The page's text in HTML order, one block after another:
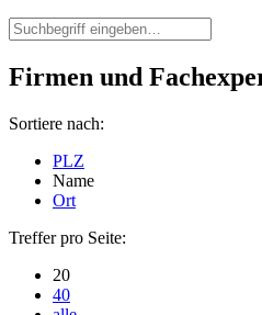
Firmen und
Sortiere nach:
PLZ
Name
Ort
Treffer pro Seite:
20
40